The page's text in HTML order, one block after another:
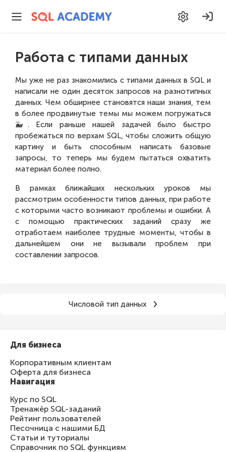
Работа с типами данных
Мы уже не раз знакомились с типами данных в SQL и
написали не один десяток запросов на разнотипных
данных. Чем обширнее становятся наши знания, тем
в более продвинутые темы мы можем погружаться
🐳. Если раньше нашей задачей было быстро
пробежаться по верхам SQL, чтобы сложить общую
картину и быть способным написать базовые
запросы, то теперь мы будем пытаться охватить
материал более полно.
В рамках ближайших нескольких уроков мы
рассмотрим особенности типов данных, при работе
с которыми часто возникают проблемы и ошибки. А
с помощью практических заданий сразу же
отработаем наиболее трудные моменты, чтобы в
дальнейшем они не вызывали проблем при
составлении запросов.
Числовой тип данных
Для бизнеса
Корпоративным клиентам
Оферта для бизнеса
Навигация
Курс по SQL
Тренажёр SQL-заданий
Рейтинг пользователей
Песочница с нашими БД
Статьи и туториалы
Справочник по SQL функциям